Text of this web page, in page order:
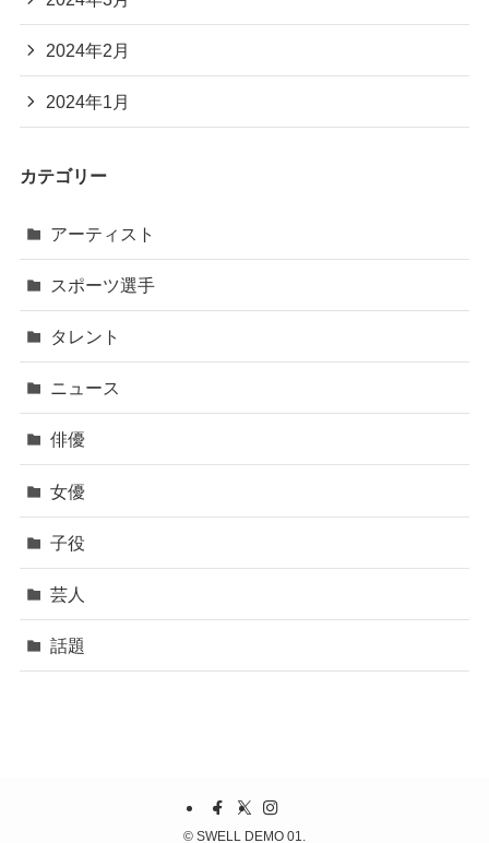
2024年2月
2024年1月
カテゴリー
アーティスト
スポーツ選手
タレント
ニュース
俳優
女優
子役
芸人
話題
© SWELL DEMO 01.